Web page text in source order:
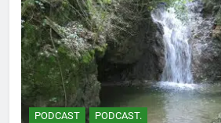
PODCAST PODCAST.